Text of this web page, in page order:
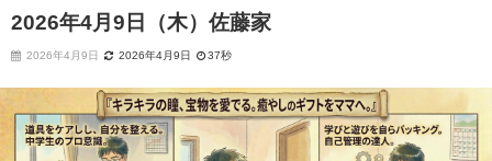
2026年4月9日（木）佐藤家
2026年4月9日 2026年4月9日 37秒